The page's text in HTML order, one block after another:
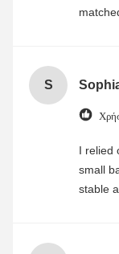
S
I relied
small
stable